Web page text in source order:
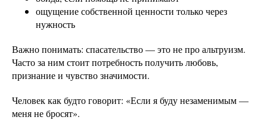
ощущение собственной ценности только через
нужность
Важно понимать: спасательство — это не про альтруизм.
Часто за ним стоит потребность получить любовь,
признание и чувство значимости.
Человек как будто говорит: «Если я буду незаменимым —
меня не бросят».